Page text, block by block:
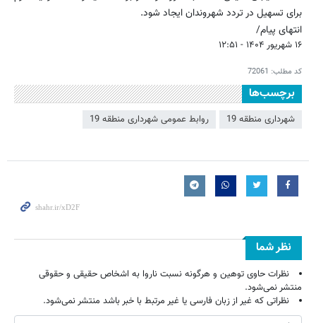
برای تسهیل در تردد شهروندان ایجاد شود.
انتهای پیام/
۱۶ شهریور ۱۴۰۴ - ۱۲:۵۱
کد مطلب: 72061
برچسب‌ها
شهرداری منطقه 19 روابط عمومی شهرداری منطقه 19
نظر شما
نظرات حاوی توهین و هرگونه نسبت ناروا به اشخاص حقیقی و حقوقی
منتشر نمی‌شود.
نظراتی که غیر از زبان فارسی یا غیر مرتبط با خبر باشد منتشر نمی‌شود.